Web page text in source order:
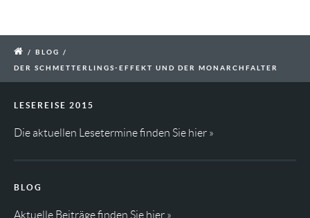
/ BLOG /
DER SCHMETTERLINGS-EFFEKT UND DER MONARCHFALTER
LESEREISE 2015
Die aktuellen Lesetermine finden Sie hier »
BLOG
Aktuelle Beiträge finden Sie hier »